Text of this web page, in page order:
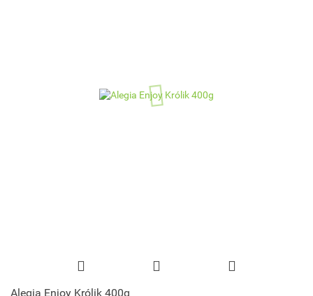
Alegia Enjoy Królik 400g